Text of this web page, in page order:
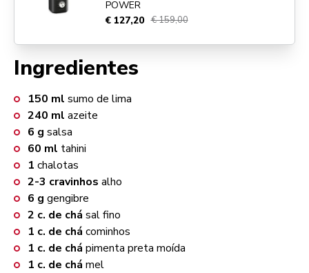
Ingredientes
150 ml sumo de lima
240 ml azeite
6 g salsa
60 ml tahini
1 chalotas
2-3 cravinhos alho
6 g gengibre
2 c. de chá sal fino
1 c. de chá cominhos
1 c. de chá pimenta preta moída
1 c. de chá mel
POWER
€ 127,20 € 159,00